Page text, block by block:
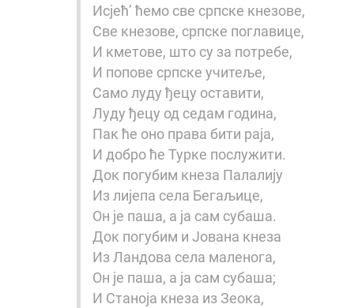
Исјећ’ ћемо све српске кнезове,
Све кнезове, српске поглавице,
И кметове, што су за потребе,
И попове српске учитеље,
Само луду ђецу оставити,
Луду ђецу од седам година,
Пак ће оно права бити раја,
И добро ће Турке послужити.
Док погубим кнеза Палалију
Из лијепа села Бегаљице,
Он је паша, а ја сам субаша.
Док погубим и Јована кнеза
Из Ландова села маленога,
Он је паша, а ја сам субаша;
И Станоја кнеза из Зеока,